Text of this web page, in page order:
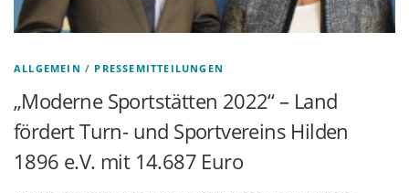
ALLGEMEIN / PRESSEMITTEILUNGEN
„Moderne Sportstätten 2022“ – Land
fördert Turn- und Sportvereins Hilden
1896 e.V. mit 14.687 Euro